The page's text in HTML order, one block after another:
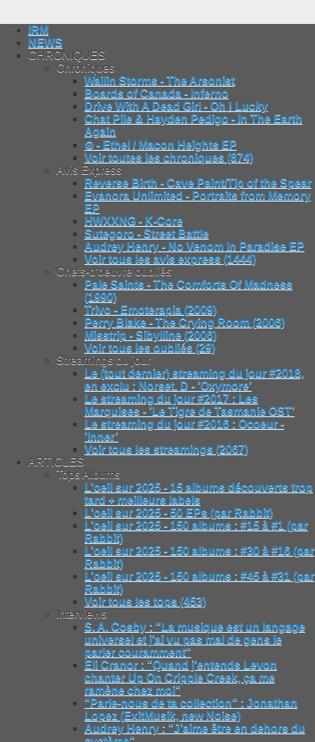
IRM
NEWS
CHRONIQUES
Chroniques
Wailin Storms - The Arsonist
Boards of Canada - Inferno
Drive With A Dead Girl - Oh ! Lucky
Chat Pile & Hayden Pedigo - In The Earth
Again
⊙ - Ethel / Macon Heights EP
Voir toutes les chroniques (874)
Avis Express
Reverse Birth - Cave Paint/Tip of the Spear
Evanora Unlimited - Portraits from Memory
EP
HWXXNG - K-Core
Sutegoro - Street Battle
Audrey Henry - No Venom In Paradise EP
Voir tous les avis express (1444)
Chefs-d'oeuvre oubliés
Pale Saints - The Comforts Of Madness
(1990)
Trivo - Emoterapia (2009)
Perry Blake - The Crying Room (2006)
Misstrip - Sibylline (2006)
Voir tous les oubliés (29)
Streamings du jour
Le (tout dernier) streaming du jour #2018,
en exclu : Norset. D - ’Oxymore’
Le streaming du jour #2017 : Les
Marquises - ’Le Tigre de Tasmanie OST’
Le streaming du jour #2016 : Ocoeur -
’Inner’
Voir tous les streamings (2067)
ARTICLES
Tops Albums
L’oeil sur 2025 - 15 albums découverts trop
tard + meilleurs labels
L’oeil sur 2025 - 50 EPs (par Rabbit)
L’oeil sur 2025 - 150 albums : #15 à #1 (par
Rabbit)
L’oeil sur 2025 - 150 albums : #30 à #16 (par
Rabbit)
L’oeil sur 2025 - 150 albums : #45 à #31 (par
Rabbit)
Voir tous les tops (453)
Interviews
S. A. Cosby : "La musique est un langage
universel et j’ai vu pas mal de gens le
parler couramment"
Eli Cranor : "Quand j’entends Levon
chanter Up On Cripple Creek, ça me
ramène chez moi"
"Parle-nous de ta collection" : Jonathan
Lopez (ExitMusik, new Noise)
Audrey Henry : "J’aime être en dehors du